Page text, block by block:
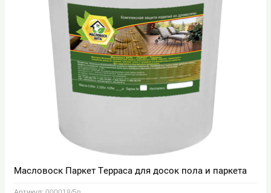
Масловоск Паркет Терраса для досок пола и паркета